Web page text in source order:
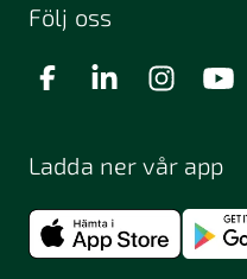
Följ oss
Ladda ner vår app